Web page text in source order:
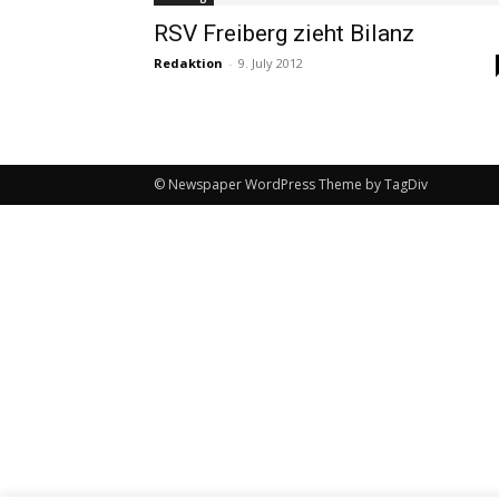
RSV Freiberg zieht Bilanz
Redaktion - 9. July 2012
© Newspaper WordPress Theme by TagDiv